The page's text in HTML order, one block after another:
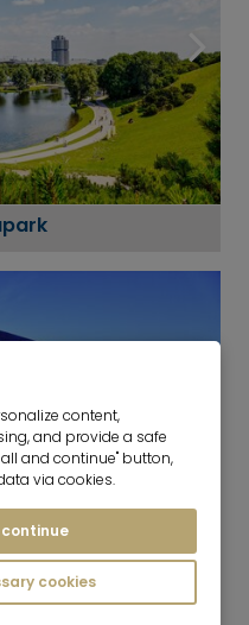
Museum
content,
and provide a safe
and continue" button,
via cookies.
cookies